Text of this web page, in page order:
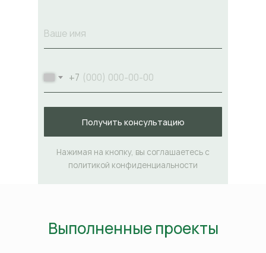
+7
Получить консультацию
Нажимая на кнопку, вы соглашаетесь с
политикой конфиденциальности
Выполненные проекты
Озеленение банка 2023